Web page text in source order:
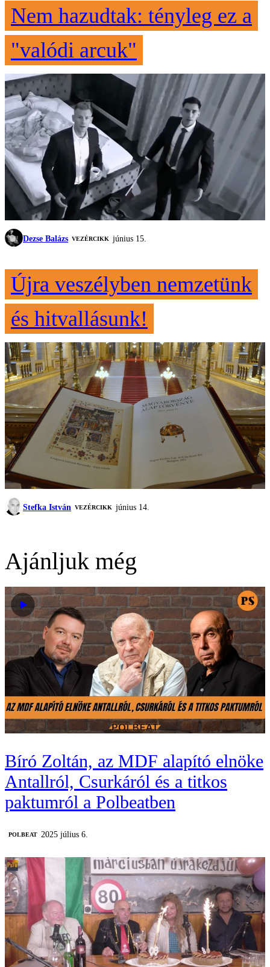
Nem hazudtak: tényleg ez a
"valódi arcuk"
Dezse Balázs VEZÉRCIKK június 15.
Újra veszélyben nemzetünk
és hitvallásunk!
Stefka István VEZÉRCIKK június 14.
Ajánljuk még
Bíró Zoltán, az MDF alapító elnöke
Antallról, Csurkáról és a titkos
paktumról a Polbeatben
‎POLBEAT 2025 július 6.